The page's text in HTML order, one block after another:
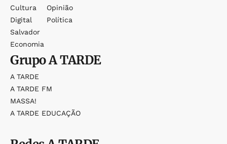
Cultura
Digital
Salvador
Economia
Opinião
Política
GrupoA TARDE
A TARDE
A TARDE FM
MASSA!
A TARDE EDUCAÇÃO